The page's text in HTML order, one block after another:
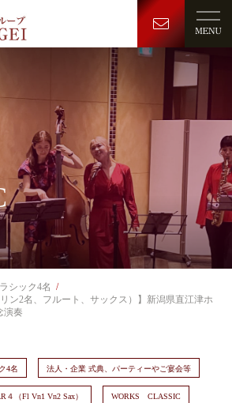
シック4名
ン2名、フルート、サックス）】新潟県直江津ホ
演奏
4名 法人・企業 式典、パーティーやご宴会等
４（Fl Vn1 Vn2 Sax） WORKS CLASSIC